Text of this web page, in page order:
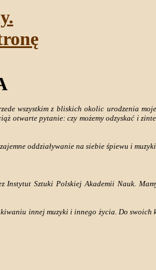
wszystkim z bliskich okolic urodzenia
otwarte pytanie: czy możemy odzyskać i
oddziaływanie na siebie śpiewu i
Sztuki Polskiej Akademii Nauk.
innej muzyki i innego życia. Do